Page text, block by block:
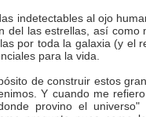
indetectables al ojo
del las estrellas, así como
por toda la galaxia (y el
para la vida.
de construir estos
Y cuando me
provino el universo"